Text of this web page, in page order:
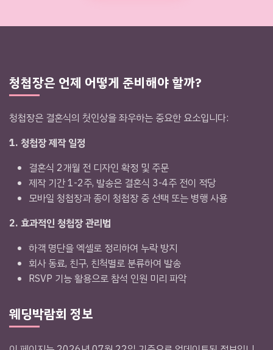
청첩장은 언제 어떻게 준비해야 할까?
청첩장은 결혼식의 첫인상을 좌우하는 중요한 요소입니다:
1. 청첩장 제작 일정
결혼식 2개월 전 디자인 확정 및 주문
제작 기간 1-2주, 발송은 결혼식 3-4주 전이 적당
모바일 청첩장과 종이 청첩장 중 선택 또는 병행 사용
2. 효과적인 청첩장 관리법
하객 명단을 엑셀로 정리하여 누락 방지
회사 동료, 친구, 친척별로 분류하여 발송
RSVP 기능 활용으로 참석 인원 미리 파악
웨딩박람회 정보